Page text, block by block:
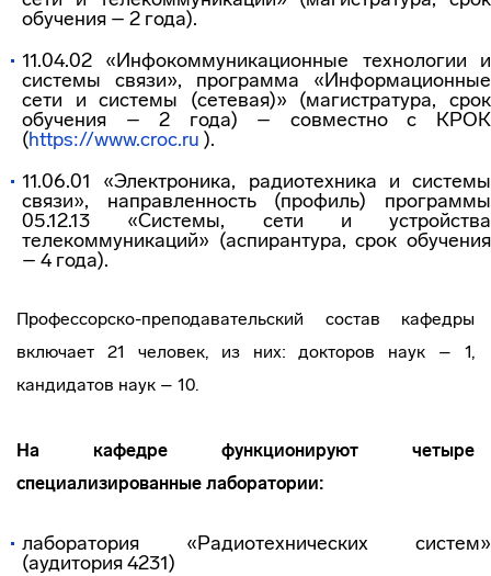
обучения – 2 года).
11.04.02 «Инфокоммуникационные технологии и
системы связи», программа «Информационные
сети и системы (сетевая)» (магистратура, срок
обучения – 2 года) – совместно с КРОК
(https://www.croc.ru ).
11.06.01 «Электроника, радиотехника и системы
связи», направленность (профиль) программы
05.12.13 «Системы, сети и устройства
телекоммуникаций» (аспирантура, срок обучения
– 4 года).
Профессорско-преподавательский состав кафедры
включает 21 человек, из них: докторов наук – 1,
кандидатов наук – 10.
На кафедре функционируют четыре
специализированные лаборатории:
лаборатория «Радиотехнических систем»
(аудитория 4231)